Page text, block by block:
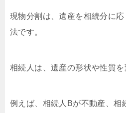
現物分割は、遺産を相続分に
法です。
相続人は、遺産の形状や性質を
例えば、相続人Bが不動産、相